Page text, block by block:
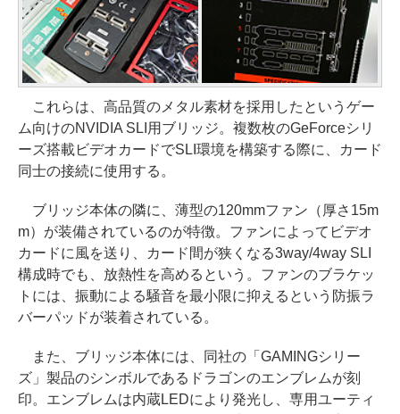
これらは、高品質のメタル素材を採用したというゲー
ム向けのNVIDIA SLI用ブリッジ。複数枚のGeForceシリ
ーズ搭載ビデオカードでSLI環境を構築する際に、カード
同士の接続に使用する。
ブリッジ本体の隣に、薄型の120mmファン（厚さ15m
m）が装備されているのが特徴。ファンによってビデオ
カードに風を送り、カード間が狭くなる3way/4way SLI
構成時でも、放熱性を高めるという。ファンのブラケッ
トには、振動による騒音を最小限に抑えるという防振ラ
バーパッドが装着されている。
また、ブリッジ本体には、同社の「GAMINGシリー
ズ」製品のシンボルであるドラゴンのエンブレムが刻
印。エンブレムは内蔵LEDにより発光し、専用ユーティ